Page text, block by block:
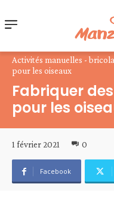
Activités manuelles -
pour les oiseaux
Fabriquer
pour les
1 février 2021 0
Facebook